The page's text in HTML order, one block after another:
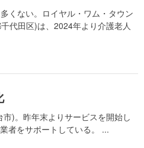
くない。ロイヤル・ワム・タウン
代田区)は、2024年より介護老人
)。昨年末よりサービスを開始し
者をサポートしている。 ...